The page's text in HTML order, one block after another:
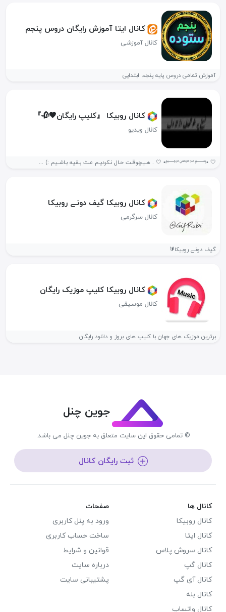
کانال ایتا آموزش رایگان دروس پنجم
کانال آموزشی
آموزش تمامی دروس پایه پنجم ابتدایی
کانال روبیکا 『کلیپ رایگان🖤🥀』
کانال ویدیو
🤍 •﷽• 🤍 . هـیچوقـت حـال نـکردیـم مـث بـقیه بـاشـیم :) ‌...
کانال روبیکا گیف دونـے روبیکا
کانال سرگرمی
گیف دونـے روبیکا🔰
کانال روبیکا کلیپ موزیک رایگان
کانال موسیقی
برترین موزیک های جهان با کلیپ های بروز و دانلود رایگان
جوین چنل
© تمامی حقوق این سایت متعلق به جوین چنل می باشد.
ثبت رایگان کانال
کانال ها
کانال روبیکا
کانال ایتا
کانال سروش پلاس
کانال گپ
کانال آی گپ
کانال بله
کانال واتساپ
صفحات
ورود به پنل کاربری
ساخت حساب کاربری
قوانین و شرایط
درباره سایت
پشتیبانی سایت